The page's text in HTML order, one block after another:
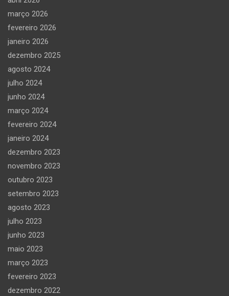
março 2026
fevereiro 2026
janeiro 2026
dezembro 2025
agosto 2024
julho 2024
junho 2024
março 2024
fevereiro 2024
janeiro 2024
dezembro 2023
novembro 2023
outubro 2023
setembro 2023
agosto 2023
julho 2023
junho 2023
maio 2023
março 2023
fevereiro 2023
dezembro 2022